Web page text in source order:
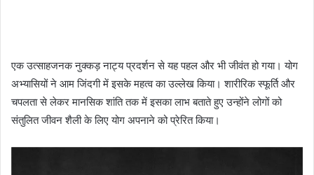
एक उत्साहजनक नुक्कड़ नाट्य प्रदर्शन से यह पहल और भी जीवंत हो गया। योग
अभ्यासियों ने आम जिंदगी में इसके महत्व का उल्लेख किया। शारीरिक स्फूर्ति और
चपलता से लेकर मानसिक शांति तक में इसका लाभ बताते हुए उन्होंने लोगों को
संतुलित जीवन शैली के लिए योग अपनाने को प्रेरित किया।